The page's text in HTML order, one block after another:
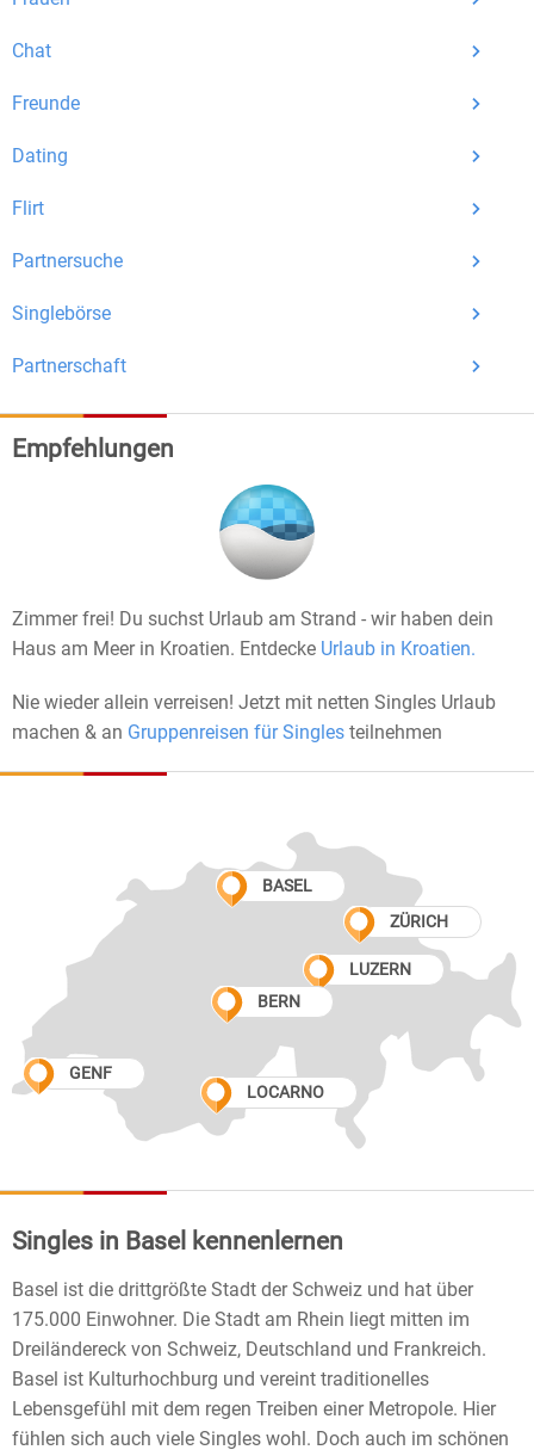
ohne Druck, aber mit viel Freude. Starte jetzt deine Reise und
entdecke, wie schön es ist, jemanden zu finden, der wirklich
Chat
Freunde
Dating
Flirt
Partnersuche
Singlebörse
Partnerschaft
Empfehlungen
Zimmer frei! Du suchst Urlaub am Strand - wir haben dein
Haus am Meer in Kroatien. Entdecke Urlaub in Kroatien.
Nie wieder allein verreisen! Jetzt mit netten Singles Urlaub
machen & an Gruppenreisen für Singles teilnehmen
BASEL
ZÜRICH
LUZERN
BERN
LOCARNO
GENF
Singles in Basel kennenlernen
Basel ist die drittgrößte Stadt der Schweiz und hat über
175.000 Einwohner. Die Stadt am Rhein liegt mitten im
Dreiländereck von Schweiz, Deutschland und Frankreich.
Basel ist Kulturhochburg und vereint traditionelles
Lebensgefühl mit dem regen Treiben einer Metropole. Hier
fühlen sich auch viele Singles wohl. Doch auch im schönen